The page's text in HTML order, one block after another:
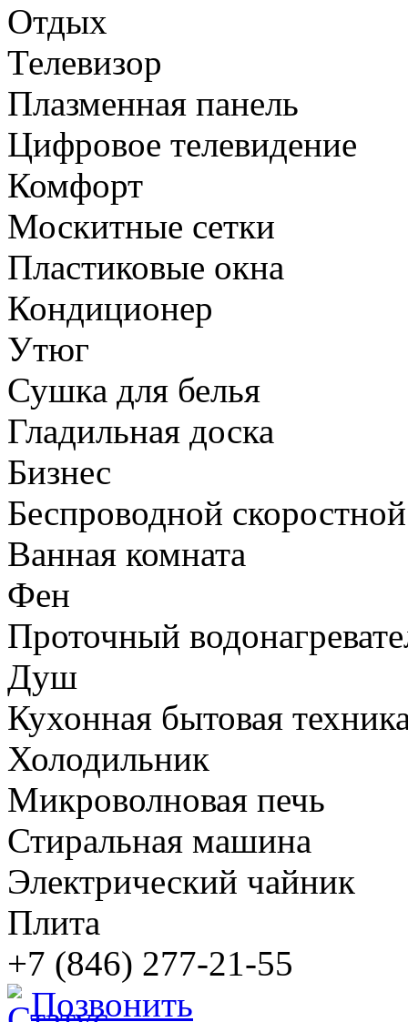
Отдых
Телевизор
Плазменная панель
Цифровое телевидение
Комфорт
Москитные сетки
Пластиковые окна
Кондиционер
Утюг
Сушка для белья
Гладильная доска
Бизнес
Беспроводной
Ванная комната
Фен
Проточный
Душ
Кухонная бытовая
Холодильник
Микроволновая печь
Стиральная машина
Электрический чайник
Плита
+7 (846) 277-21-55
Позвонить